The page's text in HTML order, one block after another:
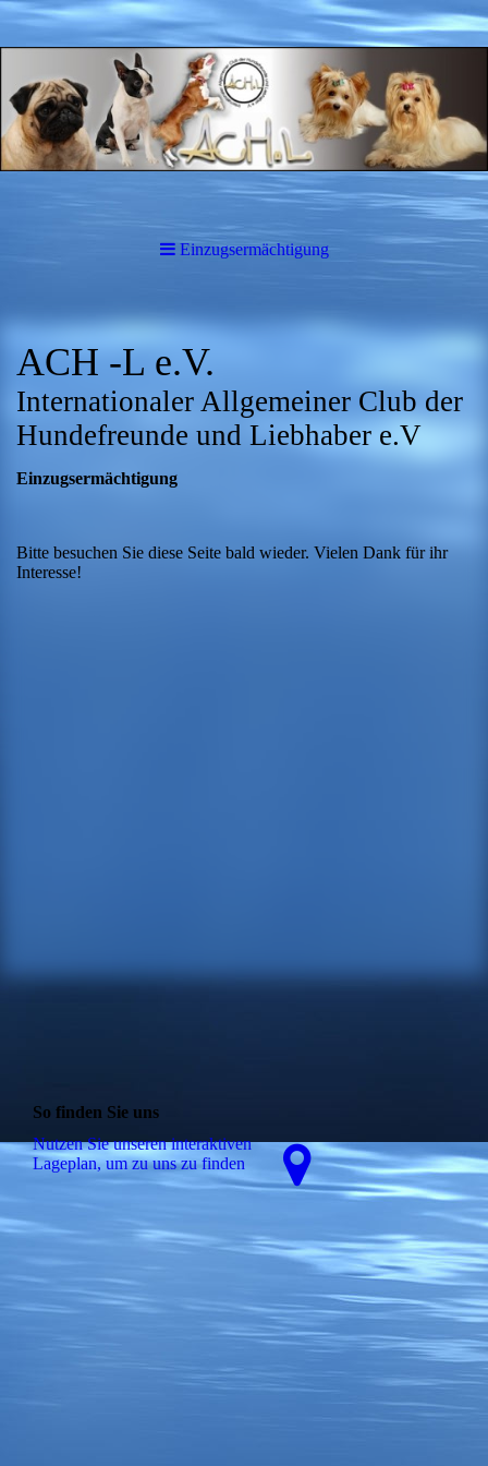
Einzugsermächtigung
ACH -L e.V.
Internationaler Allgemeiner Club der
Hundefreunde und Liebhaber e.V
Einzugsermächtigung
Bitte besuchen Sie diese Seite bald wieder. Vielen Dank für ihr
Interesse!
So finden Sie uns
Nutzen Sie unseren interaktiven
La­ge­plan, um zu uns zu finden